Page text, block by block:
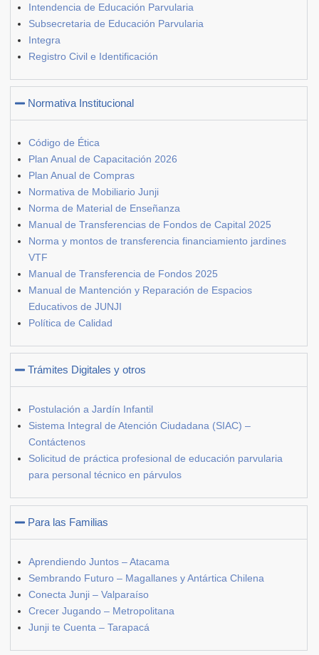
Intendencia de Educación Parvularia
Subsecretaria de Educación Parvularia
Integra
Registro Civil e Identificación
Normativa Institucional
Código de Ética
Plan Anual de Capacitación 2026
Plan Anual de Compras
Normativa de Mobiliario Junji
Norma de Material de Enseñanza
Manual de Transferencias de Fondos de Capital 2025
Norma y montos de transferencia financiamiento jardines
VTF
Manual de Transferencia de Fondos 2025
Manual de Mantención y Reparación de Espacios
Educativos de JUNJI
Política de Calidad
Trámites Digitales y otros
Postulación a Jardín Infantil
Sistema Integral de Atención Ciudadana (SIAC) –
Contáctenos
Solicitud de práctica profesional de educación parvularia
para personal técnico en párvulos
Para las Familias
Aprendiendo Juntos – Atacama
Sembrando Futuro – Magallanes y Antártica Chilena
Conecta Junji – Valparaíso
Crecer Jugando – Metropolitana
Junji te Cuenta – Tarapacá